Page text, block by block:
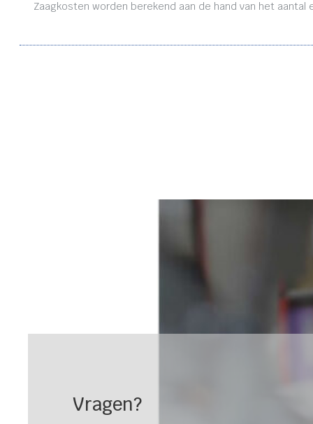
Zaagkosten worden berekend aan de hand van het
Vragen?